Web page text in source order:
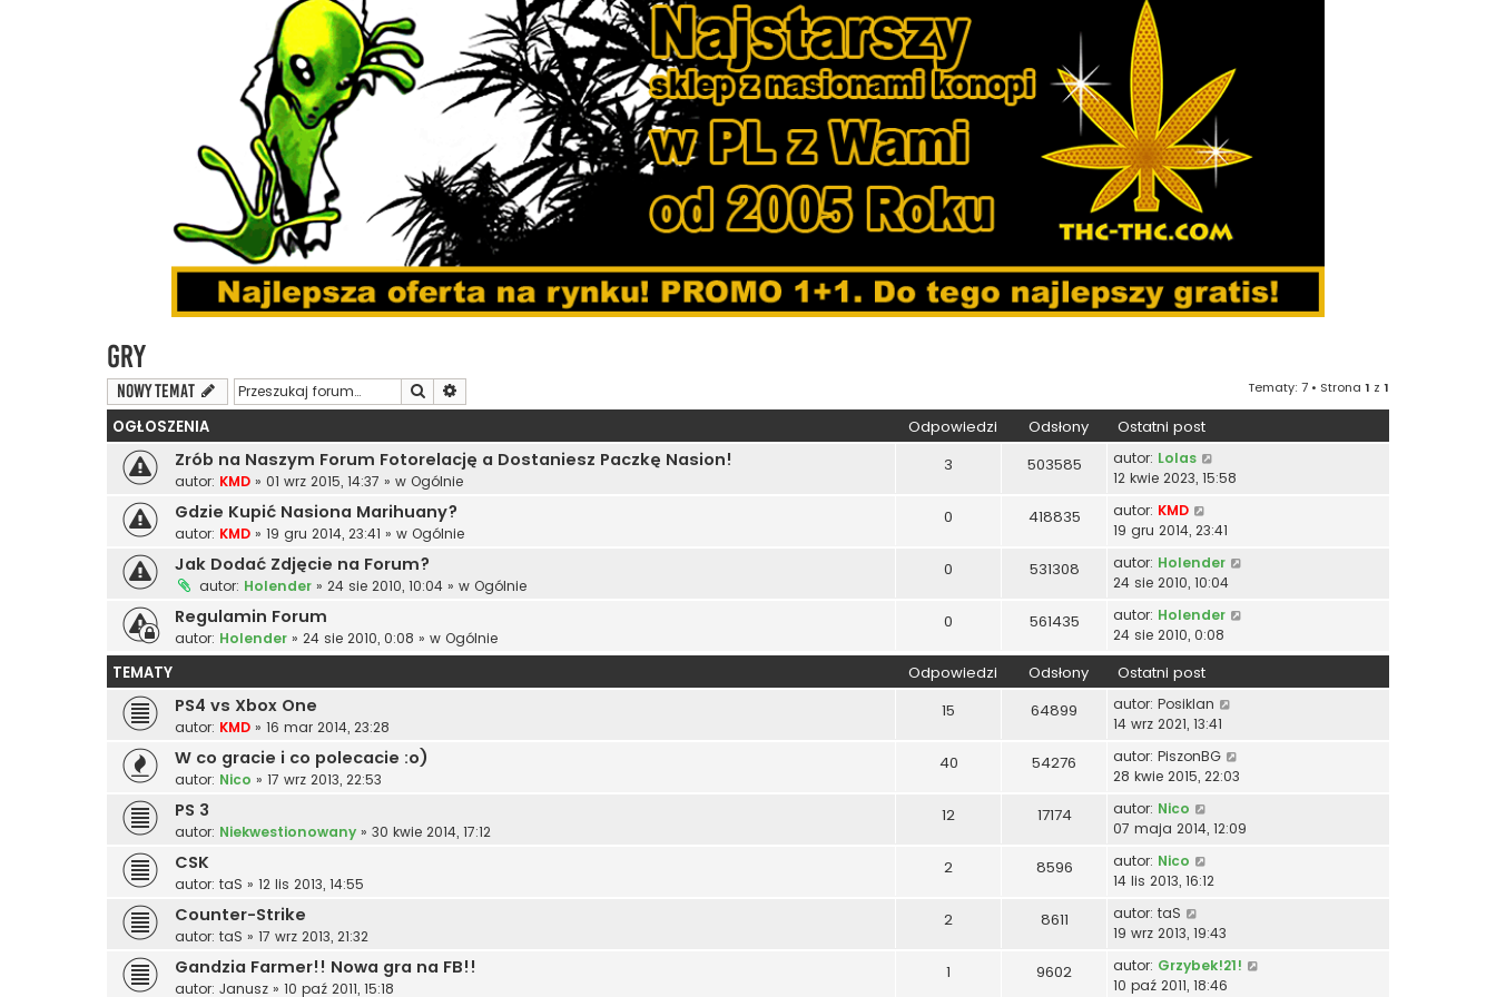
Gry
NOWY TEMAT Szukaj Tematy: 7 • Strona 1 z 1
OGŁOSZENIA Odpowiedzi Odsłony Ostatni post
Zrób na Naszym Forum Fotorelację a Dostaniesz Paczkę Nasion!
autor: KMD » 01 wrz 2015, 14:37 » w Ogólnie
3 503585 autor: Lolas
12 kwie 2023, 15:58
Gdzie Kupić Nasiona Marihuany?
autor: KMD » 19 gru 2014, 23:41 » w Ogólnie
0 418835 autor: KMD
19 gru 2014, 23:41
Jak Dodać Zdjęcie na Forum?
autor: Holender » 24 sie 2010, 10:04 » w Ogólnie
0 531308 autor: Holender
24 sie 2010, 10:04
Regulamin Forum
autor: Holender » 24 sie 2010, 0:08 » w Ogólnie
0 561435 autor: Holender
24 sie 2010, 0:08
TEMATY Odpowiedzi Odsłony Ostatni post
PS4 vs Xbox One
autor: KMD » 16 mar 2014, 23:28
15 64899 autor: Posiklan
14 wrz 2021, 13:41
W co gracie i co polecacie :o)
autor: Nico » 17 wrz 2013, 22:53
40 54276 autor: PiszonBG
28 kwie 2015, 22:03
PS 3
autor: Niekwestionowany » 30 kwie 2014, 17:12
12 17174 autor: Nico
07 maja 2014, 12:09
CSK
autor: taS » 12 lis 2013, 14:55
2 8596 autor: Nico
14 lis 2013, 16:12
Counter-Strike
autor: taS » 17 wrz 2013, 21:32
2 8611 autor: taS
19 wrz 2013, 19:43
Gandzia Farmer!! Nowa gra na FB!!
autor: Janusz » 10 paź 2011, 15:18
1 9602 autor: Grzybek!21!
10 paź 2011, 18:46